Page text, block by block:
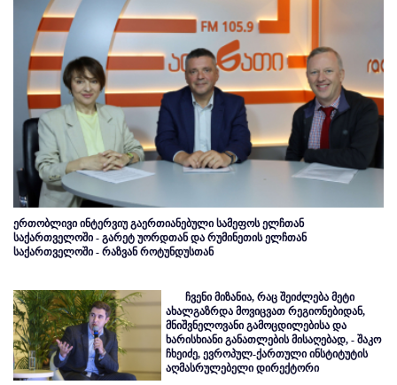
ერთობლივი ინტერვიუ გაერთიანებული სამეფოს ელჩთან
საქართველოში - გარეტ უორდთან და რუმინეთის ელჩთან
საქართველოში - რაზვან როტუნდუსთან
ჩვენი მიზანია, რაც შეიძლება მეტი
ახალგაზრდა მოვიცვათ რეგიონებიდან,
მნიშვნელოვანი გამოცდილებისა და
ხარისხიანი განათლების მისაღებად, - შაკო
ჩხეიძე, ევროპულ-ქართული ინსტიტუტის
აღმასრულებელი დირექტორი